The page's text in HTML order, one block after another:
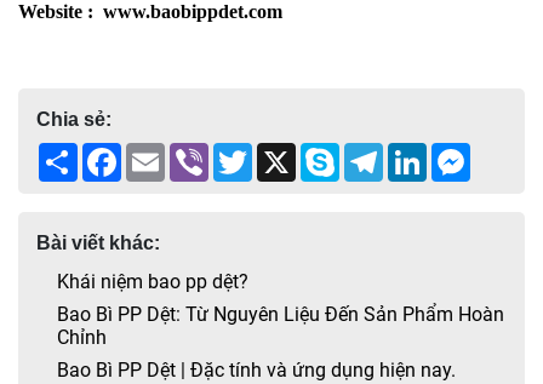
Website : www.baobippdet.com
Chia sẻ:
ShareFacebook
EmailViber Twitter
X SkypeTelegramLinkedIn
Bài viết khác:
Khái niệm bao pp dệt?
Bao Bì PP Dệt: Từ Nguyên Liệu Đến Sản Phẩm Hoàn
Chỉnh
Bao Bì PP Dệt | Đặc tính và ứng dụng hiện nay.